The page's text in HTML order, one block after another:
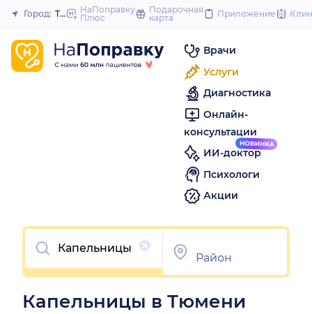
to
Закрыть
Город: ТюменьНаПоправку
Плюс
Подарочная
карта
Приложение
Врачи
Услуги
Диагностика
Онлайн-
консультации
ИИ-доктор
Психологи
Акции
Очистить
Капельницы в Тюмени